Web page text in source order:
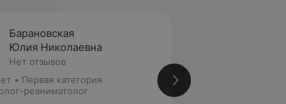
Барановская
Юлия Николаевна
Нет отзывов
• Первая категория
реаниматолог